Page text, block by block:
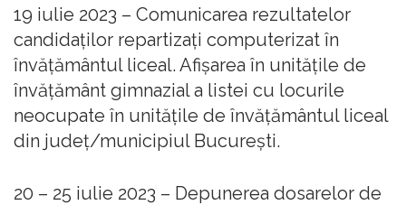
19 iulie 2023 – Comunicarea rezultatelor
candidaților repartizați computerizat în
învățământul liceal. Afișarea în unitățile de
învățământ gimnazial a listei cu locurile
neocupate în unitățile de învățământul liceal
din județ/municipiul București.
20 – 25 iulie 2023 – Depunerea dosarelor de